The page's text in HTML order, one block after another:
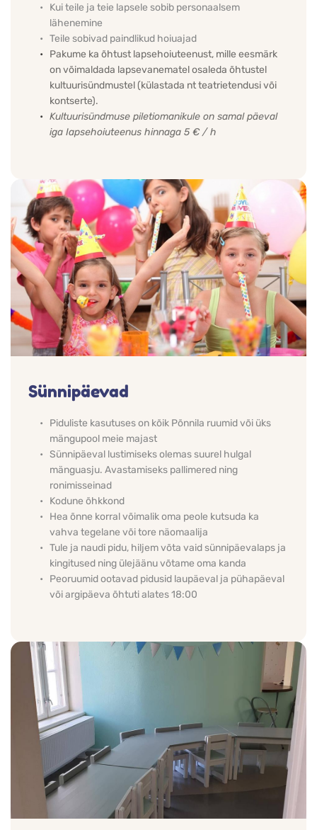
Kui teile ja teie lapsele sobib personaalsem
lähenemine
Teile sobivad paindlikud hoiuajad
Pakume ka õhtust lapsehoiuteenust, mille eesmärk
on võimaldada lapsevanematel osaleda õhtustel
kultuurisündmustel (külastada nt teatrietendusi või
kontserte).
Kultuurisündmuse piletiomanikule on samal päeval
iga Iapsehoiuteenus hinnaga 5 € / h
Sünnipäevad
Piduliste kasutuses on kõik Põnnila ruumid või üks
mängupool meie majast
Sünnipäeval lustimiseks olemas suurel hulgal
mänguasju. Avastamiseks pallimered ning
ronimisseinad
Kodune õhkkond
Hea õnne korral võimalik oma peole kutsuda ka
vahva tegelane või tore näomaalija
Tule ja naudi pidu, hiljem võta vaid sünnipäevalaps ja
kingitused ning ülejäänu võtame oma kanda
Peoruumid ootavad pidusid laupäeval ja pühapäeval
või argipäeva õhtuti alates 18:00